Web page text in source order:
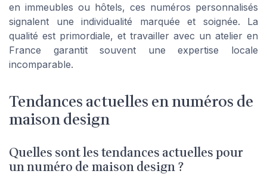
en immeubles ou hôtels, ces numéros personnalisés
signalent une individualité marquée et soignée. La
qualité est primordiale, et travailler avec un atelier en
France garantit souvent une expertise locale
incomparable.
Tendances actuelles en numéros de
maison design
Quelles sont les tendances actuelles pour
un numéro de maison design ?